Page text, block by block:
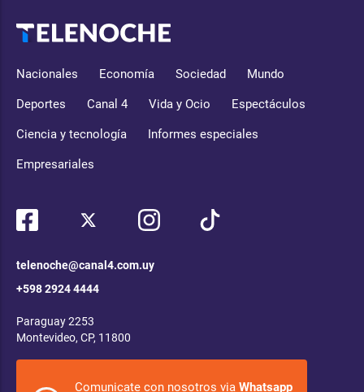
Nacionales Economía Sociedad Mundo
Deportes Canal 4 Vida y Ocio Espectáculos
Ciencia y tecnología Informes especiales
Empresariales
telenoche@canal4.com.uy
+598 2924 4444
Paraguay 2253
Montevideo, CP, 11800
Comunicate con nosotros via Whatsapp